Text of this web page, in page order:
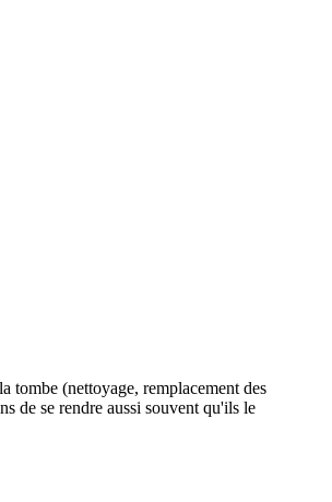
tombe (nettoyage, remplacement des
de se rendre aussi souvent qu'ils le